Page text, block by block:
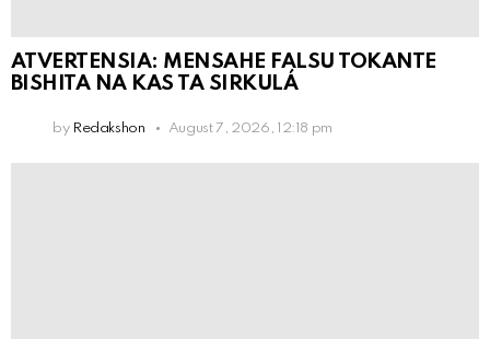
ATVERTENSIA: MENSAHE FALSU TOKANTE
BISHITA NA KAS TA SIRKULÁ
by Redakshon August 7, 2026, 12:18 pm